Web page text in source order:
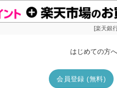
[楽天銀
はじめての方へ
会員登録 (無料)